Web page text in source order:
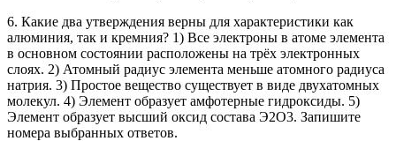
6. Какие два утверждения верны для характеристики как
алюминия, так и кремния? 1) Все электроны в атоме элемента
в основном состоянии расположены на трёх электронных
слоях. 2) Атомный радиус элемента меньше атомного радиуса
натрия. 3) Простое вещество существует в виде двухатомных
молекул. 4) Элемент образует амфотерные гидроксиды. 5)
Элемент образует высший оксид состава Э2О3. Запишите
номера выбранных ответов.